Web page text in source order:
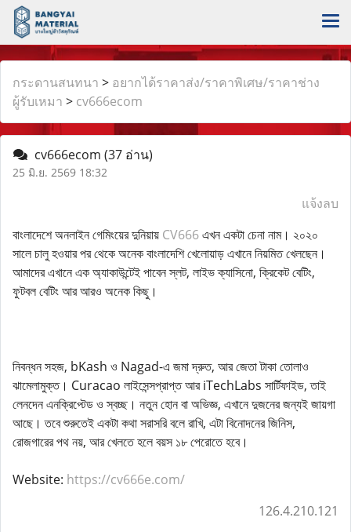
กระดานสนทนา > อยากได้ราคาส่ง/ราคาพิเศษ/ราคาช่าง
ผู้รับเหมา > cv666ecom
cv666ecom (37 อ่าน)
25 มิ.ย. 2569 18:32
แจ้งลบ
বাংলাদেশে অনলাইন গেমিংয়ের দুনিয়ায় CV666এখন একটা চেনা নাম। ২০২০
সালে চালু হওয়ার পর থেকে অনেক বাংলাদেশি খেলোয়াড় এখানে নিয়মিত খেলছেন।
আমাদের এখানে এক অ্যাকাউন্টেই পাবেন স্লট, লাইভ ক্যাসিনো, ক্রিকেট বেটিং,
ফুটবল বেটিং আর আরও অনেক কিছু।
নিবন্ধন সহজ, bKash ও Nagad-এ জমা দ্রুত, আর জেতা টাকা তোলাও
ঝামেলামুক্ত। Curacao লাইসেন্সপ্রাপ্ত আর iTechLabs সার্টিফাইড, তাই
লেনদেন এনক্রিপ্টেড ও স্বচ্ছ। নতুন হোন বা অভিজ্ঞ, এখানে দুজনের জন্যই জায়গা
আছে। তবে শুরুতেই একটা কথা সরাসরি বলে রাখি, এটা বিনোদনের জিনিস,
রোজগারের পথ নয়, আর খেলতে হলে বয়স ১৮ পেরোতে হবে।
Website: https://cv666e.com/
126.4.210.121